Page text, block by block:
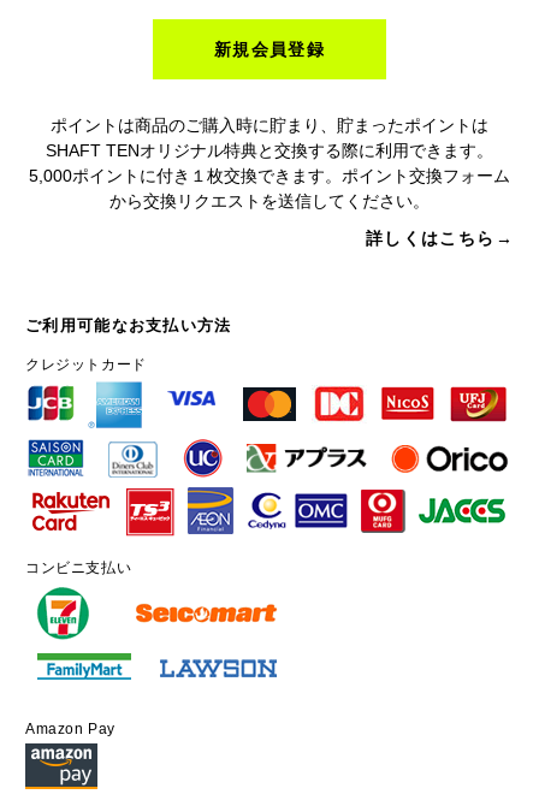
新規会員登録
ポイントは商品のご購入時に貯まり、貯まったポイントは
SHAFT TENオリジナル特典と交換する際に利用できます。
5,000ポイントに付き１枚交換できます。ポイント交換フォーム
から交換リクエストを送信してください。
詳しくはこちら→
ご利用可能なお支払い方法
クレジットカード
コンビニ支払い
Amazon Pay